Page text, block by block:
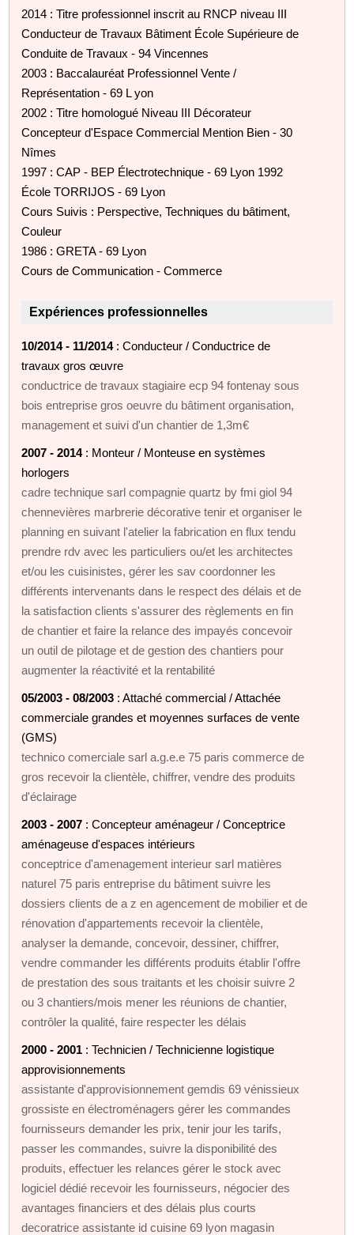
2014 : Titre professionnel inscrit au RNCP niveau III
Conducteur de Travaux Bâtiment École Supérieure de
Conduite de Travaux - 94 Vincennes
2003 : Baccalauréat Professionnel Vente /
Représentation - 69 L yon
2002 : Titre homologué Niveau III Décorateur
Concepteur d'Espace Commercial Mention Bien - 30
Nîmes
1997 : CAP - BEP Électrotechnique - 69 Lyon 1992
École TORRIJOS - 69 Lyon
Cours Suivis : Perspective, Techniques du bâtiment,
Couleur
1986 : GRETA - 69 Lyon
Cours de Communication - Commerce
Expériences professionnelles
10/2014 - 11/2014: Conducteur / Conductrice de
travaux gros œuvre
conductrice de travaux stagiaire ecp 94 fontenay sous
bois entreprise gros oeuvre du bâtiment organisation,
management et suivi d'un chantier de 1,3m€
2007 - 2014: Monteur / Monteuse en systèmes
horlogers
cadre technique sarl compagnie quartz by fmi giol 94
chennevières marbrerie décorative tenir et organiser le
planning en suivant l'atelier la fabrication en flux tendu
prendre rdv avec les particuliers ou/et les architectes
et/ou les cuisinistes, gérer les sav coordonner les
différents intervenants dans le respect des délais et de
la satisfaction clients s'assurer des règlements en fin
de chantier et faire la relance des impayés concevoir
un outil de pilotage et de gestion des chantiers pour
augmenter la réactivité et la rentabilité
05/2003 - 08/2003 : Attaché commercial / Attachée
commerciale grandes et moyennes surfaces de vente
(GMS)
technico comerciale sarl a.g.e.e 75 paris commerce de
gros recevoir la clientèle, chiffrer, vendre des produits
d'éclairage
2003 - 2007 : Concepteur aménageur / Conceptrice
aménageuse d'espaces intérieurs
conceptrice d'amenagement interieur sarl matières
naturel 75 paris entreprise du bâtiment suivre les
dossiers clients de a z en agencement de mobilier et de
rénovation d'appartements recevoir la clientèle,
analyser la demande, concevoir, dessiner, chiffrer,
vendre commander les différents produits établir l'offre
de prestation des sous traitants et les choisir suivre 2
ou 3 chantiers/mois mener les réunions de chantier,
contrôler la qualité, faire respecter les délais
2000 - 2001 : Technicien / Technicienne logistique
approvisionnements
assistante d'approvisionnement gemdis 69 vénissieux
grossiste en électroménagers gérer les commandes
fournisseurs demander les prix, tenir jour les tarifs,
passer les commandes, suivre la disponibilité des
produits, effectuer les relances gérer le stock avec
logiciel dédié recevoir les fournisseurs, négocier des
avantages financiers et des délais plus courts
decoratrice assistante id cuisine 69 lyon magasin